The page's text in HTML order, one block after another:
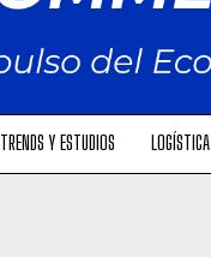
TRENDS Y ESTUDIOS LOGÍSTICA